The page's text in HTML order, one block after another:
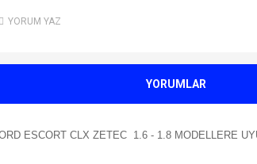
YORUM YAZ
YORUMLAR
ESCORT CLX ZETEC 1.6 - 1.8 MODELLERE